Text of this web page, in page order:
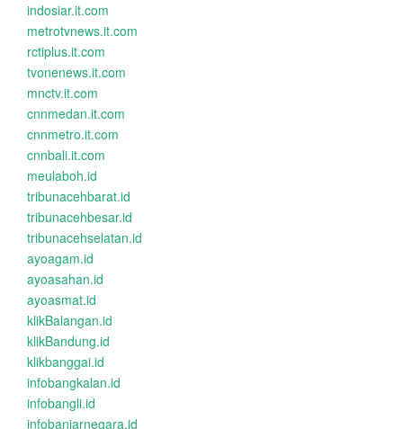
indosiar.it.com
metrotvnews.it.com
rctiplus.it.com
tvonenews.it.com
mnctv.it.com
cnnmedan.it.com
cnnmetro.it.com
cnnbali.it.com
meulaboh.id
tribunacehbarat.id
tribunacehbesar.id
tribunacehselatan.id
ayoagam.id
ayoasahan.id
ayoasmat.id
klikBalangan.id
klikBandung.id
klikbanggai.id
infobangkalan.id
infobangli.id
infobanjarnegara.id